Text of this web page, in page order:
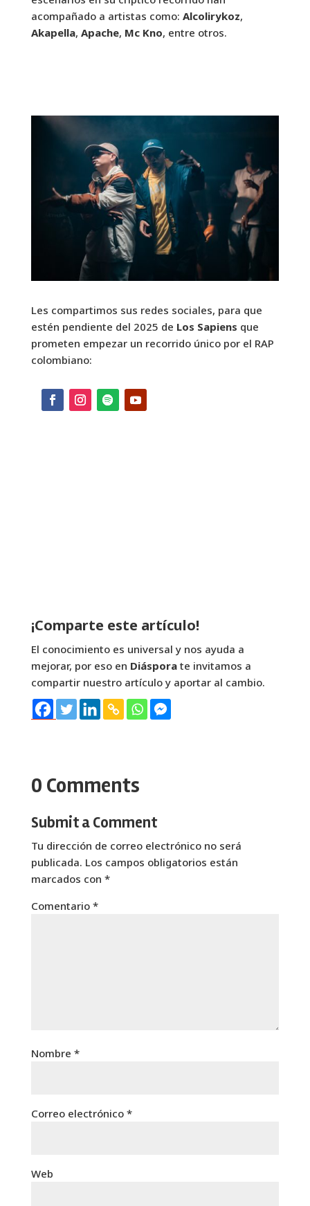
acompañado a artistas como: Alcolirykoz,
Akapella, Apache, Mc Kno, entre otros.
Les compartimos sus redes sociales, para que
estén pendiente del 2025 de Los Sapiens que
prometen empezar un recorrido único por el RAP
colombiano:
¡Comparte este artículo!
El conocimiento es universal y nos ayuda a
mejorar, por eso en Diásporate invitamos a
compartir nuestro artículo y aportar al cambio.
0 Comments
Submit a Comment
Tu dirección de correo electrónico no será
publicada. Los campos obligatorios están
marcados con *
Comentario *
Nombre *
Correo electrónico *
Web